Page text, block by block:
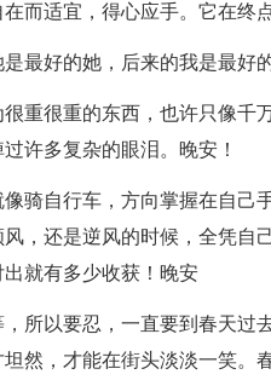
而适宜，得心应手。它在终
最好的她，后来的我是最好
很重很重的东西，也许只像千
许多复杂的眼泪。晚安！
像骑自行车，方向掌握在自己
，还是逆风的时候，全凭自
就有多少收获！晚安
，所以要忍，一直要到春天过
然，才能在街头淡淡一笑。